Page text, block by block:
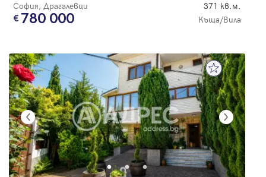
София, Драгалевци 371 кв.м.
780 000 Къща/Вила